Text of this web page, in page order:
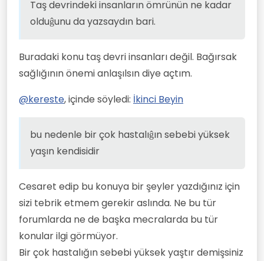
uzun yaşıyoruz ancak felç, Demans,
Parkinson, kanser gibi hastalıklar türedi.
Food) furyası başladı ve çok yaygınlaştı.
Bunlar çok yüksek kalori barındırıyor ve
veya yüksek tansiyona yol açma riskleri
var.
Taş devrindeki insanların ömrünün ne kadar
olduĝunu da yazsaydın bari.
Buradaki konu taş devri insanları değil. Bağırsak
sağlığının önemi anlaşılsın diye açtım.
@kereste, içinde söyledi: İkinci Beyin
bu nedenle bir çok hastalıĝın sebebi yüksek
yaşın kendisidir
Cesaret edip bu konuya bir şeyler yazdığınız için
sizi tebrik etmem gerekir aslında. Ne bu tür
forumlarda ne de başka mecralarda bu tür
konular ilgi görmüyor.
Bir çok hastalığın sebebi yüksek yaştır demişsiniz